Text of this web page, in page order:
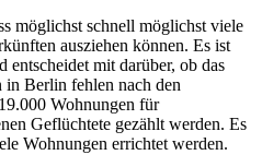
möglichst schnell möglichst viele
ausziehen können. Es ist
entscheidet mit darüber, ob das
Berlin fehlen nach den
Wohnungen für
Geflüchtete gezählt werden. Es
Wohnungen errichtet werden.